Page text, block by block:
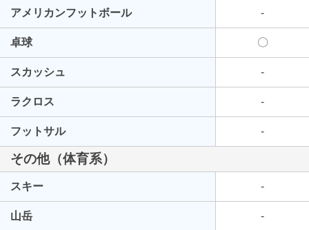
アメリカンフットボール -
卓球 〇
スカッシュ -
ラクロス -
フットサル -
その他（体育系）
スキー -
山岳 -